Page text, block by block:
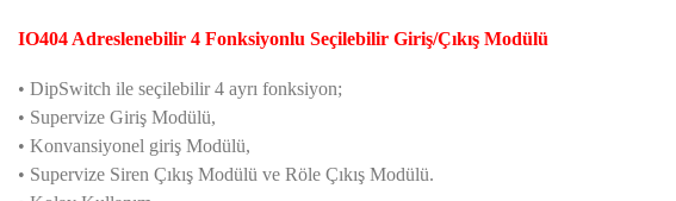
IO404 Adreslenebilir 4 Fonksiyonlu Seçilebilir Giriş/Çıkış Modülü
• DipSwitch ile seçilebilir 4 ayrı fonksiyon;
• Supervize Giriş Modülü,
• Konvansiyonel giriş Modülü,
• Supervize Siren Çıkış Modülü ve Röle Çıkış Modülü.